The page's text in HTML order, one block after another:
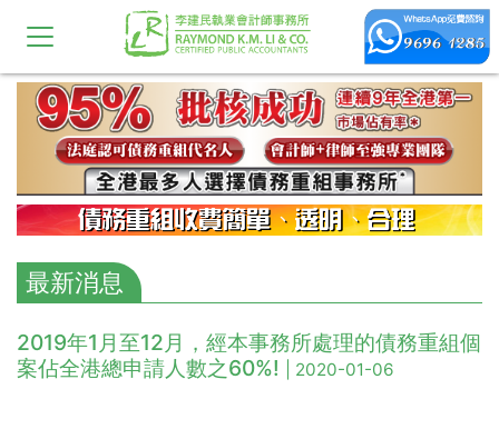
最新消息
2019年1月至12月，經本事務所處理的債務重組個
案佔全港總申請人數之60%!
| 2020-01-06